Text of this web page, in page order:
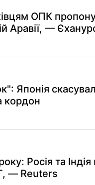
ОПК
Аравії, —
Японія
кордон
Росія та
— Reuters